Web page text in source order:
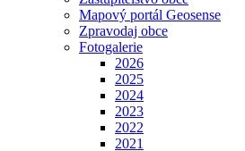
Mapový portál Geosense
Zpravodaj obce
Fotogalerie
2026
2025
2024
2023
2022
2021